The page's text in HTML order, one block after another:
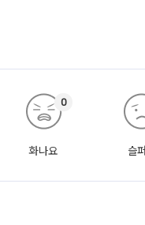
화나요
0
슬